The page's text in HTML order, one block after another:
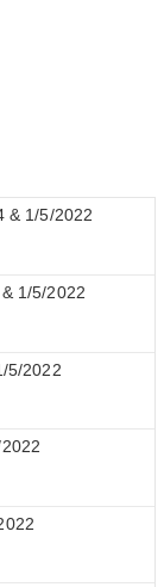
& 1/5/2022
1/5/2022
5/2022